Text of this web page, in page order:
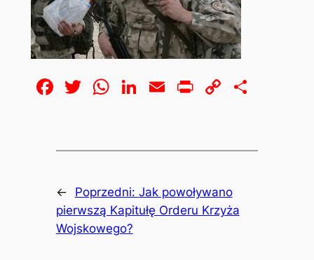
Facebook
Twitter
WhatsApp
LinkedIn
EmailPrintCopy
← Poprzedni: Jak powoływano
pierwszą Kapitułę Orderu Krzyża
Wojskowego?